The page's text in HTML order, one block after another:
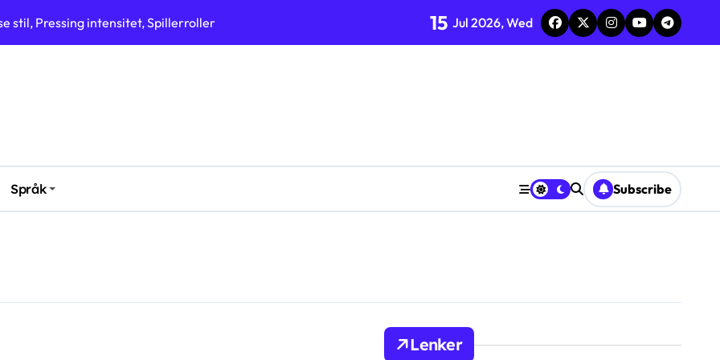
stil, Pressing intensitet, Spillerroller
2024
Keeperprestasjon, Kamputholdenhet
for kvinner 2024
15 Jul 2026, Wed
Språk Subscribe
Lenker